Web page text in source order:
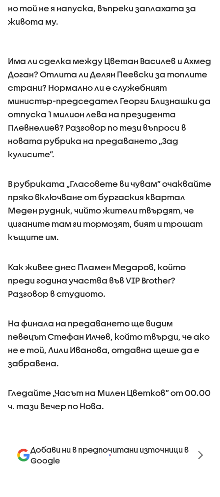
но той не я напуска, въпреки заплахата за
живота му.
Има ли сделка между Цветан Василев и Ахмед
Доган? Отлита ли Делян Пеевски за топлите
страни? Нормално ли е служебният
министър-председател Георги Близнашки да
отпуска 1 милион лева на президента
Плевнелиев? Разговор по тези въпроси в
новата рубрика на предаването „Зад
кулисите”.
В рубриката „Гласовете ви чувам” очаквайте
пряко включване от бургаския квартал
Меден рудник, чийто жители твърдят, че
циганите там ги тормозят, бият и трошат
къщите им.
Как живее днес Пламен Медаров, който
преди година участва във VIP Brother?
Разговор в студиото.
На финала на предаването ще видим
певецът Стефан Илчев, който твърди, че ако
не е той, Лили Иванова, отдавна щеше да е
забравена.
Гледайте „Часът на Милен Цветков” от 00.00
ч. тази вечер по Нова.
Добави ни в предпочитани източници в
Google